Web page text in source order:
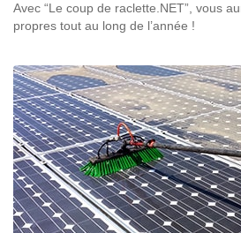
Avec “Le coup de raclette.NET”, vous
propres tout au long de l’année !